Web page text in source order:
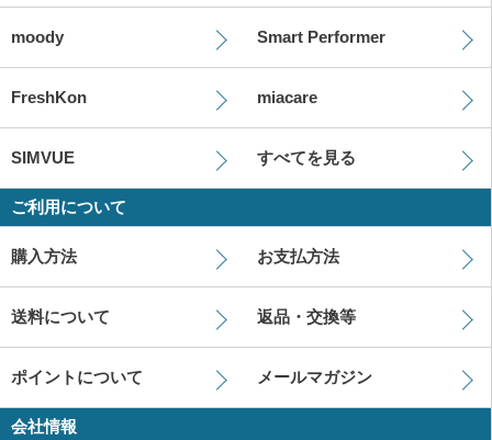
moody Smart Performer
FreshKon miacare
SIMVUE すべてを見る
ご利用について
購入方法 お支払方法
送料について 返品・交換等
ポイントについて メールマガジン
会社情報